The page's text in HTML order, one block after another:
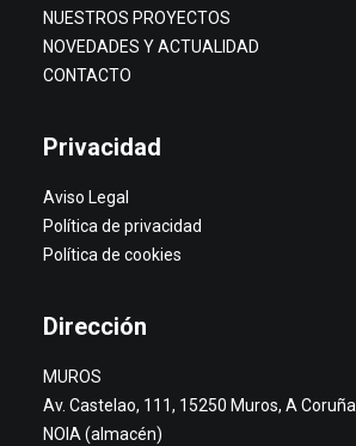
NUESTROS PROYECTOS
NOVEDADES Y ACTUALIDAD
CONTACTO
Privacidad
Aviso Legal
Política de privacidad
Política de cookies
Dirección
MUROS
Av. Castelao, 111, 15250 Muros, A Coruña
NOIA (almacén)